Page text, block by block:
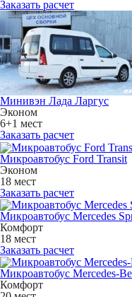
Заказать расчет
Минивэн Лада Ларгус
Эконом
6+1 мест
Заказать расчет
Микроавтобус Ford Transit
Эконом
18 мест
Заказать расчет
Микроавтобус Mercedes
Комфорт
18 мест
Заказать расчет
Микроавтобус Mercedes-
Комфорт